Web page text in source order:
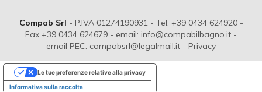
Compab Srl - P.IVA 01274190931- Tel. +39 0434 624920-
Fax +39 0434 624679 - email: info@compabilbagno.it -
email PEC: compabsrl@legalmail.it - Privacy
Informativa sulla raccolta
Le tue preferenze relative alla privacy